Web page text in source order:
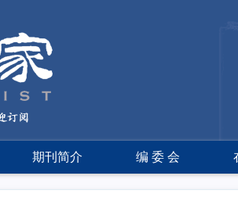
期刊简介 编 委 会